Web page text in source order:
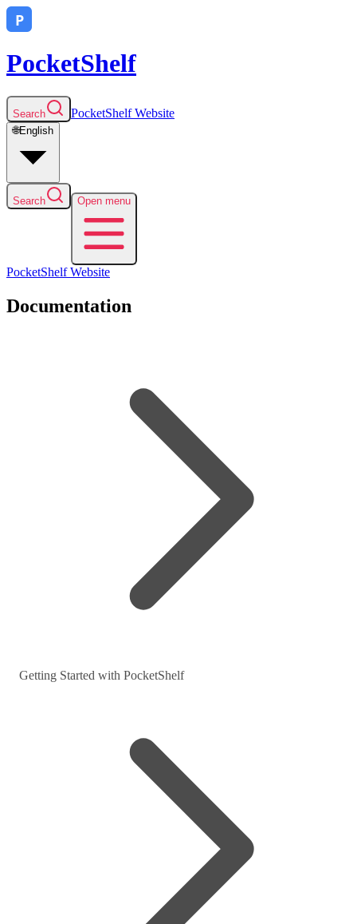
PocketShelf
Search PocketShelfWebsite
🌐English
Search Open menu
PocketShelfWebsite
Documentation
Getting Started with PocketShelf